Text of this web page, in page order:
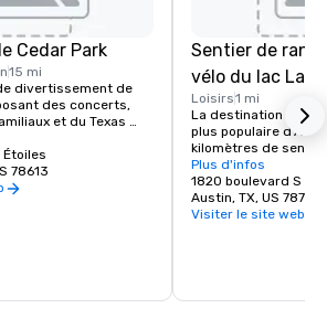
Cedar Park
15 mi
divertissement de
des concerts,
et du Texas
Étoiles
78613
Sentier de
vélo du lac
Loisirs1 mi
La destination de
plus populaire
kilomètres de
bord de l'eau, du
et des vues sur les
Plus d'infos
1820 boulevard S
Austin, TX, US 78741
Visiter le site web